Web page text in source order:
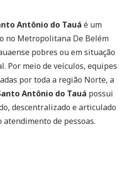
Antônio do Tauá é um
no Metropolitana De Belém
pobres ou em situação
Por meio de veículos, equipes
por toda a região Norte, a
Antônio do Tauá possui
descentralizado e articulado
de pessoas.